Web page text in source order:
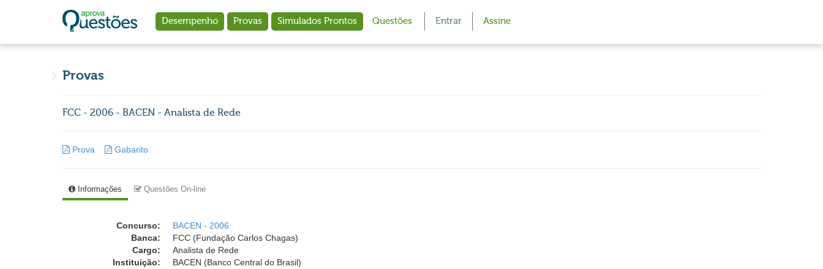
Desempenho Provas Simulados Prontos Questões Entrar Assine
Provas
FCC - 2006 - BACEN - Analista de Rede
Prova Gabarito
Informações Questões On-line
Concurso:
BACEN - 2006
Banca:
FCC (Fundação Carlos Chagas)
Cargo:
Analista de Rede
Instituição:
BACEN (Banco Central do Brasil)